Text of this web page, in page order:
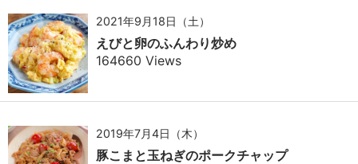
2021年9月18日（土）
えびと卵のふんわり炒め
164660 Views
2019年7月4日（木）
豚こまと玉ねぎのポークチャップ